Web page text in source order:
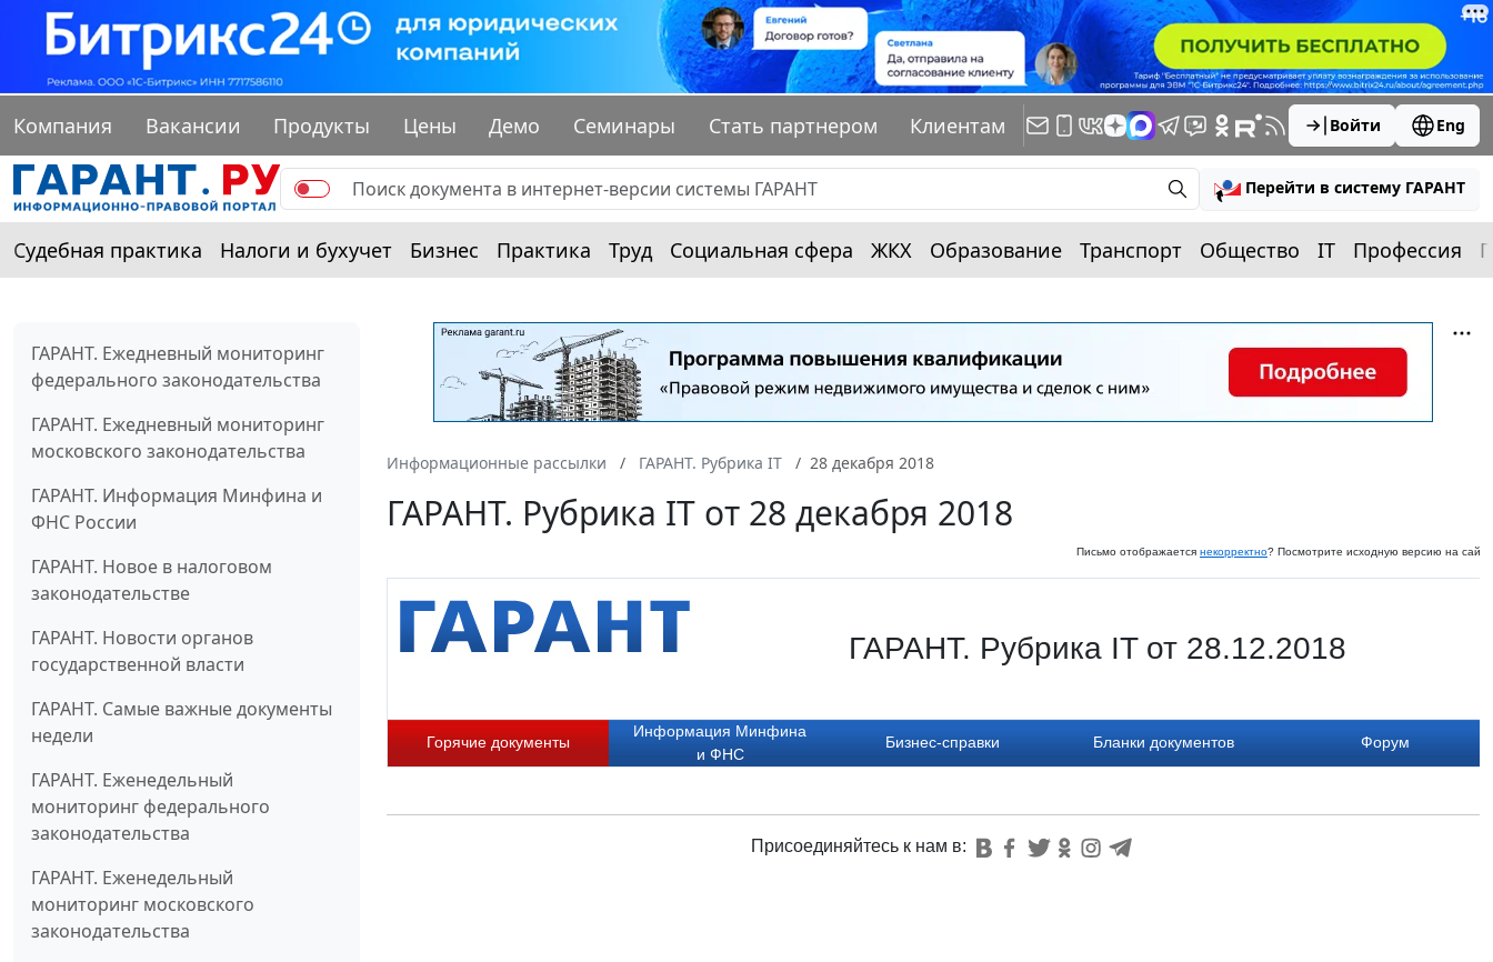
Компания Вакансии Продукты Цены Демо Семинары Стать партнером Клиентам Войти Eng
Перейти в систему ГАРАНТ
Судебная практика Налоги и бухучет Бизнес Практика Труд Социальная сфера ЖКХ Образование Транспорт Общество IT Профессия
ГАРАНТ. Ежедневный мониторинг
федерального законодательства
ГАРАНТ. Ежедневный мониторинг
московского законодательства
ГАРАНТ. Информация Минфина и
ФНС России
ГАРАНТ. Новое в налоговом
законодательстве
ГАРАНТ. Новости органов
государственной власти
ГАРАНТ. Самые важные документы
недели
ГАРАНТ. Еженедельный
мониторинг федерального
законодательства
ГАРАНТ. Еженедельный
мониторинг московского
законодательства
Информационные рассылки ГАРАНТ. Рубрика IT 28 декабря 2018
ГАРАНТ. Рубрика IT от 28 декабря 2018
Письмо отображается некорректно? Посмотрите исходную версию на
ГАРАНТ. Рубрика IT от 28.12.2018
Горячие документы
Информация Минфина
и ФНС
Бизнес-справки Бланки документов Форум
Присоединяйтесь к нам в: